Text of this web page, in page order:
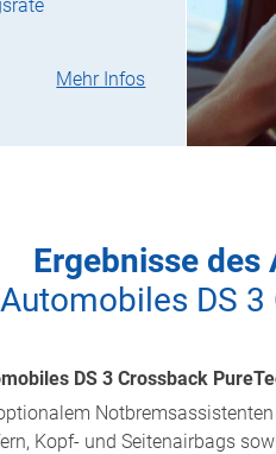
Mehr Infos
Ergebnisse des
DS
DS 3 Crossback
Kopf- und Seitenairbags